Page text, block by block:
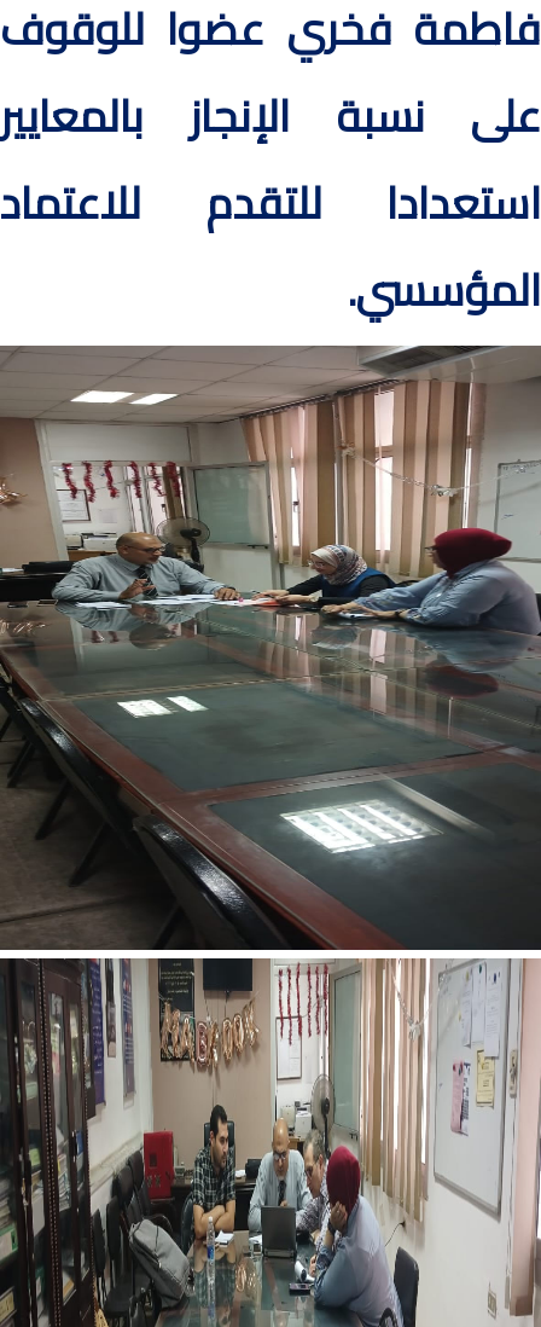
فاطمة فخري عضوا للوقوف
على نسبة الإنجاز بالمعايير
استعدادا للتقدم للاعتماد
المؤسسي.